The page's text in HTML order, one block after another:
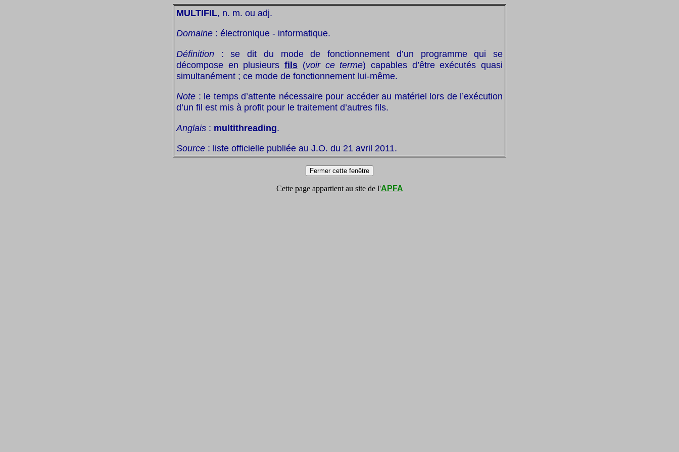
MULTIFIL, n. m. ou adj.
Domaine : électronique - informatique.
Définition : se dit du mode de fonctionnement d’un programme qui se
décompose en plusieursfils (voir ce terme) capables d’être exécutés quasi
simultanément ; ce mode de fonctionnement lui-même.
Note : le temps d’attente nécessaire pour accéder au matériel lors de l’exécution
d’un fil est mis à profit pour le traitement d’autres fils.
Anglais : multithreading.
Source : liste officielle publiée au J.O. du 21 avril 2011.
Cette page appartient au site de l'APFA